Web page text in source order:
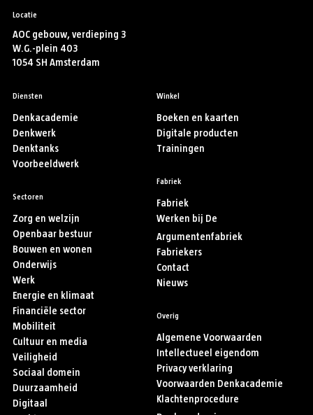
Locatie
AOC gebouw, verdieping 3
W.G.-plein 403
1054 SH Amsterdam
Diensten
Denkacademie
Denkwerk
Denktanks
Voorbeeldwerk
Sectoren
Zorg en welzijn
Openbaar bestuur
Bouwen en wonen
Onderwijs
Werk
Energie en klimaat
Financiële sector
Mobiliteit
Cultuur en media
Veiligheid
Sociaal domein
Duurzaamheid
Digitaal
Winkel
Boeken en kaarten
Digitale producten
Trainingen
Fabriek
Fabriek
Werken bij De
Argumentenfabriek
Fabriekers
Contact
Nieuws
Overig
Algemene Voorwaarden
Intellectueel eigendom
Privacy verklaring
Voorwaarden Denkacademie
Klachtenprocedure